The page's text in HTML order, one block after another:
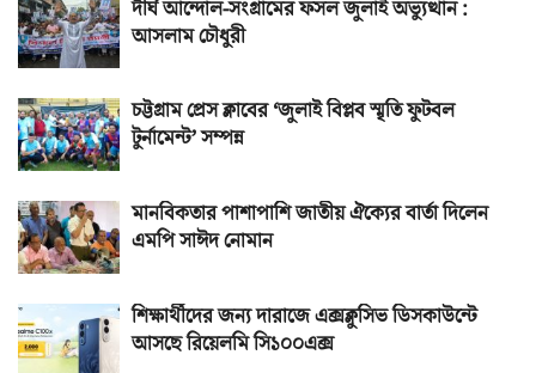
দীর্ঘ আন্দোল-সংগ্রামের ফসল জুলাই অভ্যুত্থান :
আসলাম চৌধুরী
চট্টগ্রাম প্রেস ক্লাবের ‘জুলাই বিপ্লব স্মৃতি ফুটবল
টুর্নামেন্ট’ সম্পন্ন
মানবিকতার পাশাপাশি জাতীয় ঐক্যের বার্তা দিলেন
এমপি সাঈদ নোমান
শিক্ষার্থীদের জন্য দারাজে এক্সক্লুসিভ ডিসকাউন্টে
আসছে রিয়েলমি সি১০০এক্স